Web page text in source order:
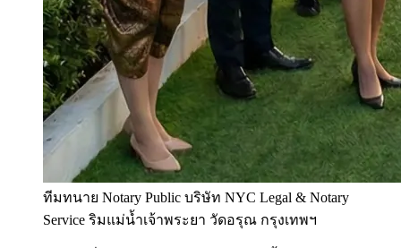
ทีมทนาย Notary Public บริษัท NYC Legal & Notary
Service ริมแม่น้ำเจ้าพระยา วัดอรุณ กรุงเทพฯ